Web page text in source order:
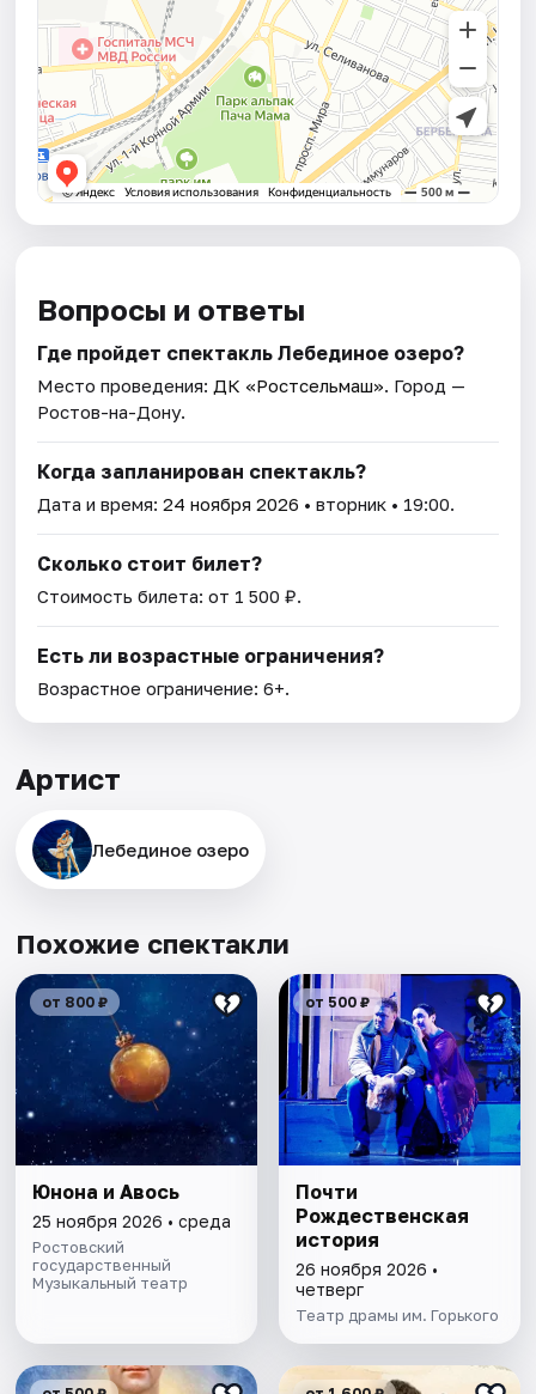
Вопросы и ответы
Где пройдет спектакль Лебединое озеро?
Место проведения: ДК «Ростсельмаш». Город —
Ростов-на-Дону.
Когда запланирован спектакль?
Дата и время:24 ноября 2026 • вторник • 19:00.
Сколько стоит билет?
Стоимость билета: от 1 500 ₽.
Есть ли возрастные ограничения?
Возрастное ограничение: 6+.
Артист
Лебединое озеро
Похожие спектакли
от 800 ₽
Юнона и Авось
25 ноября 2026 • среда
Ростовский
государственный
Музыкальный театр
от 500 ₽
Почти
Рождественская
история
26 ноября 2026 •
четверг
Театр драмы им. Горького